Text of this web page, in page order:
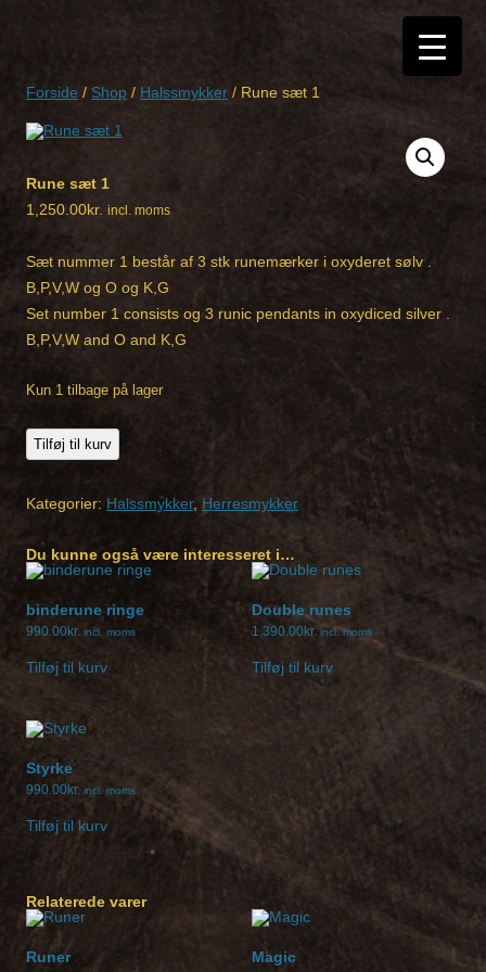
Forside / Shop / Halssmykker / Rune sæt 1
Rune sæt 1
1,250.00kr. incl. moms
Sæt nummer 1 består af 3 stk runemærker i oxyderet sølv .
B,P,V,W og O og K,G
Set number 1 consists og 3 runic pendants in oxydiced silver .
B,P,V,W and O and K,G
Kun 1 tilbage på lager
Rune
Tilføj til kurv
Kategorier: Halssmykker, Herresmykker
Du kunne også være interesseret i…
binderune ringe
990.00kr. incl. moms
Tilføj til kurv
Double runes
1,390.00kr. incl. moms
Tilføj til kurv
Styrke
990.00kr. incl. moms
Tilføj til kurv
Relaterede varer
Runer Magic